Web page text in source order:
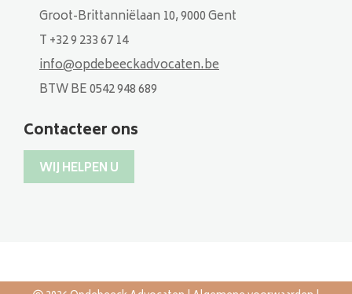
Groot-Brittanniëlaan 10, 9000 Gent
T +32 9 233 67 14
info@opdebeeckadvocaten.be
BTW BE 0542 948 689
Contacteer ons
WIJ HELPEN U